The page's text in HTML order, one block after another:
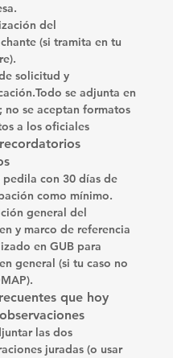
del
(si tramita en tu
solicitud y
.Todo se adjunta en
; no se aceptan formatos
a los oficiales
pedila con 30 días de
como mínimo.
general del
y marco de referencia
en GUB para
general (si tu caso no
que hoy
las dos
juradas (o usar